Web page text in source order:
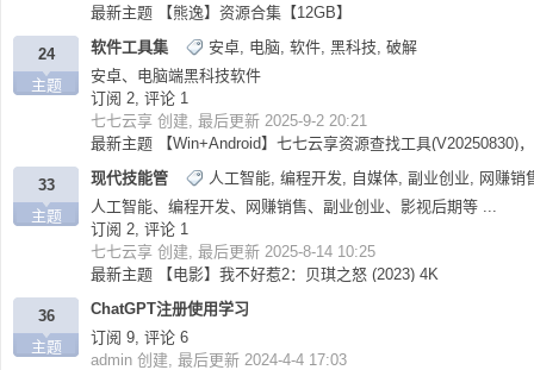
最新主题
【熊逸】资源合集【12GB】
24
主题
软件工具集 安卓, 电脑, 软件, 黑科技, 破解
安卓、电脑端黑科技软件
订阅 2, 评论 1
七七云享 创建, 最后更新 2025-9-2 20:21
最新主题
【Win+Android】七七云享资源查找工具(V20250830)
33
主题
现代技能管 人工智能, 编程开发, 自媒体, 副业创业, 网赚销
人工智能、编程开发、网赚销售、副业创业、影视后期等 ...
订阅 2, 评论 1
七七云享 创建, 最后更新 2025-8-14 10:25
最新主题
【电影】我不好惹2：贝琪之怒 (2023) 4K
36
主题
ChatGPT注册使用学习
订阅 9, 评论 6
admin 创建, 最后更新 2024-4-4 17:03